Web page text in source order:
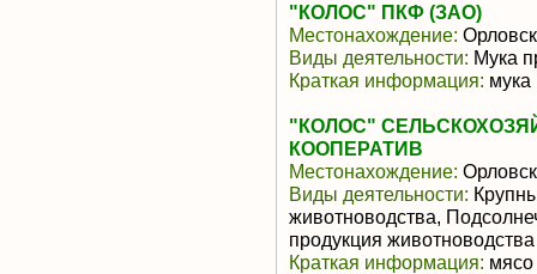
"КОЛОС" ПКФ (ЗАО)
Местонахождение:
Виды деятельности: Мука
Краткая информация:
"КОЛОС"
КООПЕРАТИВ
Местонахождение:
Виды деятельности:
животноводства,
продукция животноводства
Краткая информация: мясо